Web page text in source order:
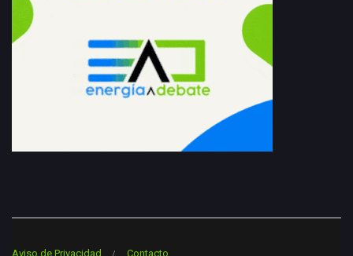
Aviso de Privacidad Contacto